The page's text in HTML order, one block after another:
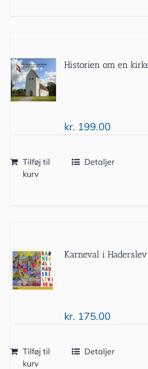
Historien om en
kr. 199.00
Tilføj til
kurv
Detaljer
Karneval i
kr. 175.00
Tilføj til
kurv
Detaljer